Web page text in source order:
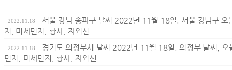
2022.11.18 서울 강남 송파구 날씨 2022년 11월 18일. 서울 강남구
지, 미세먼지, 황사, 자외선
2022.11.18 경기도 의정부시 날씨 2022년 11월 18일. 의정부 날씨,
먼지, 미세먼지, 황사, 자외선